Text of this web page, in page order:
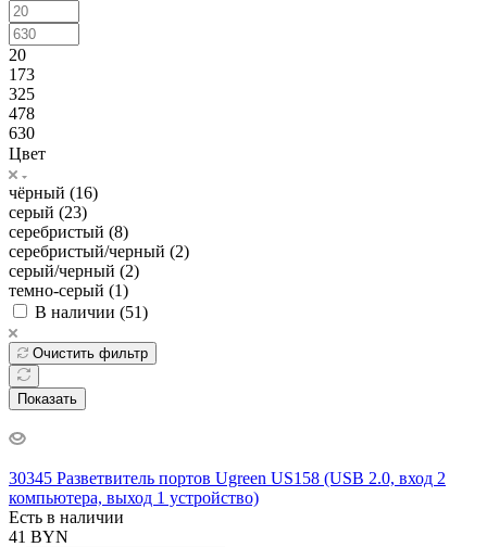
20
173
325
478
630
Цвет
чёрный (16)
серый (23)
серебристый (8)
серебристый/черный (2)
серый/черный (2)
темно-серый (1)
В наличии (51)
Очистить фильтр
Показать
30345 Разветвитель портов Ugreen US158 (USB 2.0, вход 2
компьютера, выход 1 устройство)
Есть в наличии
41 BYN